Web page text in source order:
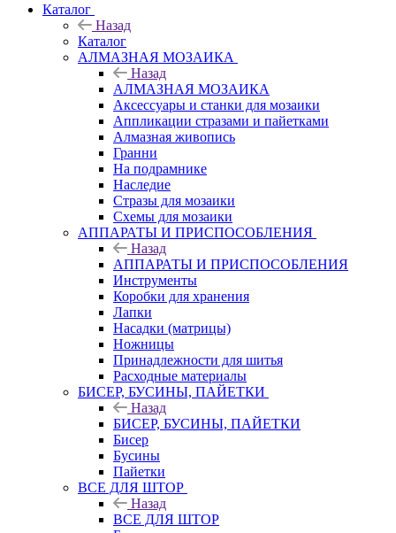
Каталог
Назад
Каталог
АЛМАЗНАЯ МОЗАИКА
Назад
АЛМАЗНАЯ МОЗАИКА
Аксессуары и станки для мозаики
Аппликации стразами и пайетками
Алмазная живопись
Гранни
На подрамнике
Наследие
Стразы для мозаики
Схемы для мозаики
АППАРАТЫ И ПРИСПОСОБЛЕНИЯ
Назад
АППАРАТЫ И ПРИСПОСОБЛЕНИЯ
Инструменты
Коробки для хранения
Лапки
Насадки (матрицы)
Ножницы
Принадлежности для шитья
Расходные материалы
БИСЕР, БУСИНЫ, ПАЙЕТКИ
Назад
БИСЕР, БУСИНЫ, ПАЙЕТКИ
Бисер
Бусины
Пайетки
ВСЕ ДЛЯ ШТОР
Назад
ВСЕ ДЛЯ ШТОР